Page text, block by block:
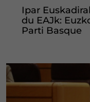
Ipar
du EAJk:
Parti Basque